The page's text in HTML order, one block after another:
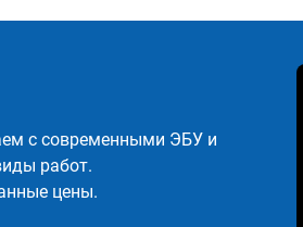
с современными ЭБУ и
работ.
цены.